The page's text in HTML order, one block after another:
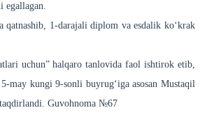
egallagan.
1-darajali diplom va esdalik koʻkrak
uchun” halqaro tanlovida faol ishtirok etib,
kungi 9-sonli buyrugʻiga asosan Mustaqil
Guvohnoma №67